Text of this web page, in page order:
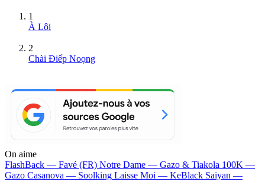
1
À Lôi
2
Chài Điếp Noọng
On aime
FlashBack — Favé (FR) Notre Dame — Gazo & Tiakola 100K —
Gazo Casanova — Soolking Laisse Moi — KeBlack Saiyan —